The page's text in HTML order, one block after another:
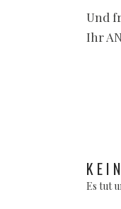
Und
Ihr
Es tut